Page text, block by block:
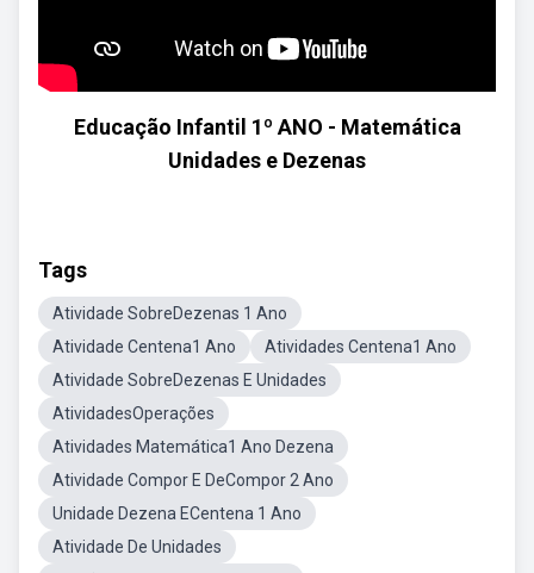
Educação Infantil 1º ANO - Matemática
Unidades e Dezenas
Tags
Atividade SobreDezenas 1 Ano
Atividade Centena1 Ano
Atividades Centena1 Ano
Atividade SobreDezenas E Unidades
AtividadesOperações
Atividades Matemática1 Ano Dezena
Atividade Compor E DeCompor 2 Ano
Unidade Dezena ECentena 1 Ano
Atividade De Unidades